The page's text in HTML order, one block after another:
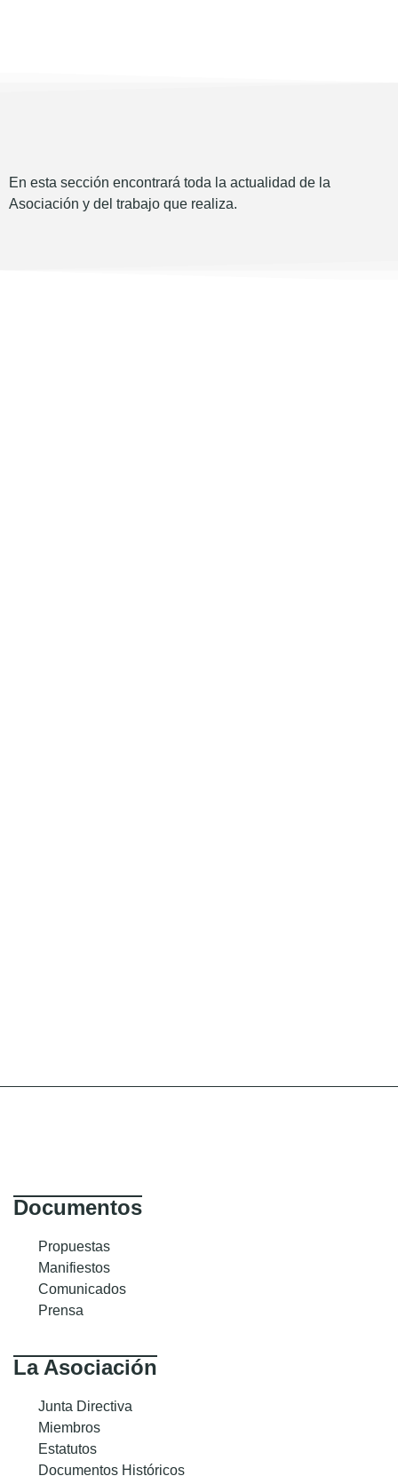
En esta sección encontrará toda la actualidad de la
Asociación y del trabajo que realiza.
Documentos
Propuestas
Manifiestos
Comunicados
Prensa
La Asociación
Junta Directiva
Miembros
Estatutos
Documentos Históricos